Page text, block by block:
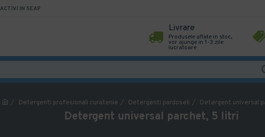
ACTIVI IN SEAP
Livrare
Produsele aflate in stoc,
vor ajunge in 1-3 zile
lucratoare
Detergenti profesionali curatenie Detergenti pardoseli Detergent universal
Detergent universal parchet, 5 litri